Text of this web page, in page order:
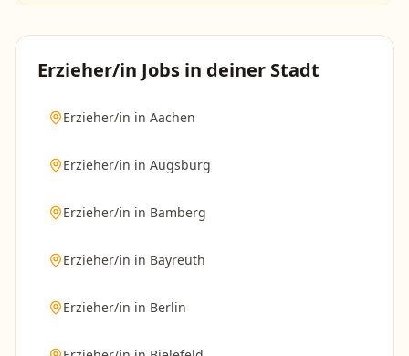
Erzieher/in Jobs in deiner Stadt
Erzieher/in in Aachen
Erzieher/in in Augsburg
Erzieher/in in Bamberg
Erzieher/in in Bayreuth
Erzieher/in in Berlin